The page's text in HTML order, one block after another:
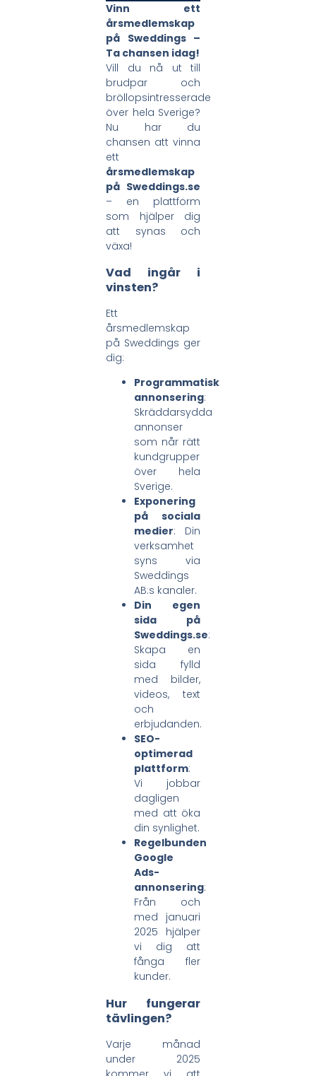
Vinn ett
årsmedlemskap
på Sweddings –
Ta chansen idag!
Vill du nå ut till
brudpar och
bröllopsintresserade
över hela Sverige?
Nu har du
chansen att vinna
ett
årsmedlemskap
på Sweddings.se
– en plattform
som hjälper dig
att synas och
växa!
Vad ingår i
vinsten?
Ett
årsmedlemskap
på Sweddings ger
dig:
Programmatisk
annonsering:
Skräddarsydda
annonser
som når rätt
kundgrupper
över hela
Sverige.
Exponering
på sociala
medier: Din
verksamhet
syns via
Sweddings
AB:s kanaler.
Din egen
sida på
Sweddings.se:
Skapa en
sida fylld
med bilder,
videos, text
och
erbjudanden.
SEO-
optimerad
plattform:
Vi jobbar
dagligen
med att öka
din synlighet.
Regelbunden
Google
Ads-
annonsering:
Från och
med januari
2025 hjälper
vi dig att
fånga fler
kunder.
Hur fungerar
tävlingen?
Varje månad
under 2025